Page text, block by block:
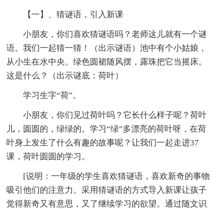
【一】、猜谜语，引入新课
小朋友，你们喜欢猜谜语吗？老师这儿就有一个谜
语。我们一起猜一猜！（出示谜语）池中有个小姑娘，
从小生在水中央。绿色圆裙随风摆，露珠把它当摇床。
这是什么？（出示谜底：荷叶）
学习生字“荷”。
小朋友，你们见过荷叶吗？它长什么样子呢？荷叶
儿，圆圆的，绿绿的。学习“绿”多漂亮的荷叶呀，在荷
叶身上发生了什么有趣的故事呢？让我们一起走进37
课，荷叶圆圆的学习。
[说明：一年级的学生喜欢猜谜语，喜欢新奇的事物
吸引他们的注意力。采用猜谜语的方式导入新课让孩子
觉得新奇又有意思，又了继续学习的欲望。通过随文识